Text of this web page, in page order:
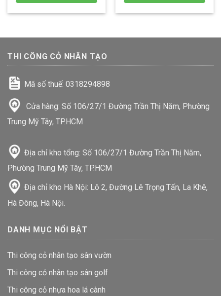
THI CÔNG CỎ NHÂN TẠO
Mã số thuế: 0318294898
Cửa hàng: Số 106/27/1 Đường Trần Thị Năm, Phường
Trung Mỹ Tây, TP.HCM
Địa chỉ kho tổng: Số 106/27/1 Đường Trần Thị Năm,
Phường Trung Mỹ Tây, TP.HCM
Địa chỉ kho Hà Nội: Lô 2, Đường Lê Trọng Tấn, La Khê,
Hà Đông, Hà Nội.
DANH MỤC NỔI BẬT
Thi công cỏ nhân tạo sân vườn
Thi công cỏ nhân tạo sân golf
Thi công cỏ nhựa hoa lá cành